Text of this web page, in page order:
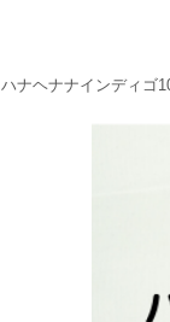
ハナヘナナインディゴ